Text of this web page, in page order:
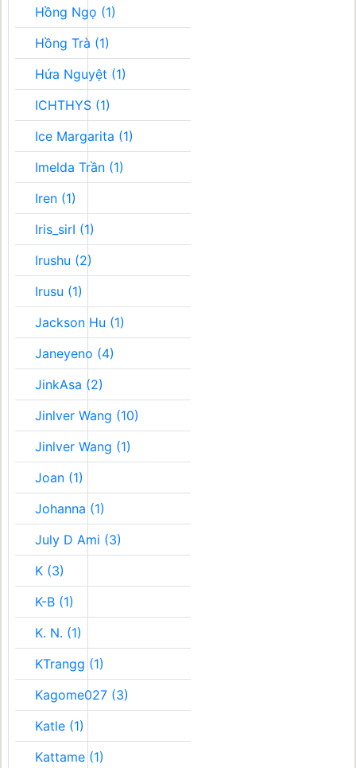
Hồng Ngọ (1)
Hồng Trà (1)
Hứa Nguyệt (1)
ICHTHYS (1)
Ice Margarita (1)
Imelda Trần (1)
Iren (1)
Iris_sirI (1)
Irushu (2)
Irusu (1)
Jackson Hu (1)
Janeyeno (4)
JinkAsa (2)
Jinlver Wang (10)
Jinlver Wang (1)
Joan (1)
Johanna (1)
July D Ami (3)
K (3)
K-B (1)
K. N. (1)
KTrangg (1)
Kagome027 (3)
Katle (1)
Kattame (1)